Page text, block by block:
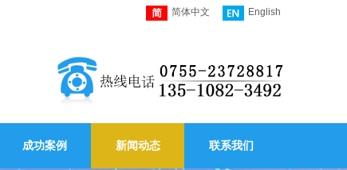
简体中文 English
成功案例 新闻动态 联系我们